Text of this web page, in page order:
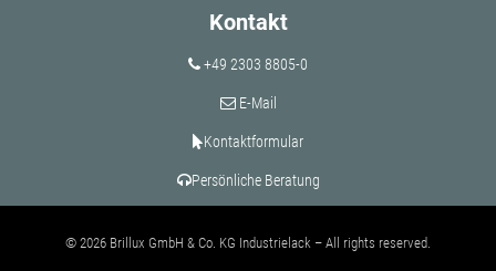
Kontakt
+49 2303 8805-0
E-Mail
Kontaktformular
Persönliche Beratung
© 2026 Brillux GmbH & Co. KG Industrielack – All rights reserved.